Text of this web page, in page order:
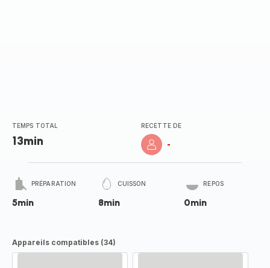
TEMPS TOTAL
13min
RECETTE DE
-
PRÉPARATION
5min
CUISSON
8min
REPOS
0min
Appareils compatibles (34)